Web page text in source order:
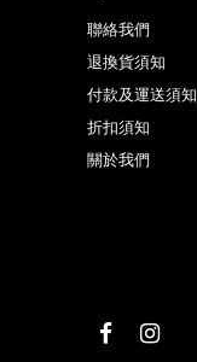
聯絡我們
退換貨須知
付款及運送須知
折扣須知
關於我們